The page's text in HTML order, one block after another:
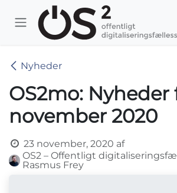
Skip to Content
Nyheder
OS2mo: Nyheder
november 2020
23 november, 2020 af
OS2 – Offentligt
Rasmus Frey